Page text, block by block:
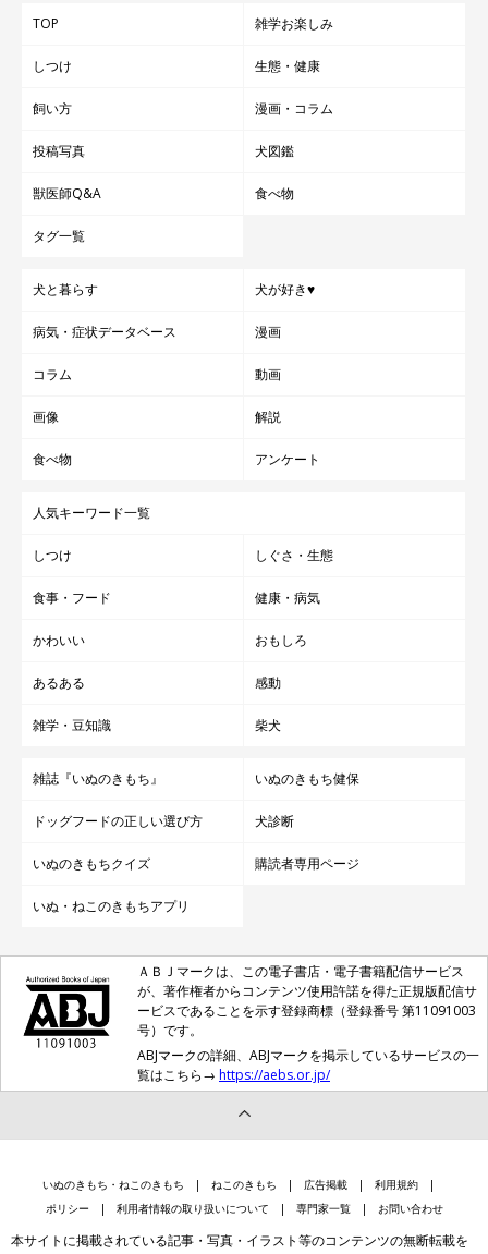
TOP 雑学お楽しみ
しつけ 生態・健康
飼い方 漫画・コラム
投稿写真 犬図鑑
獣医師Q&A 食べ物
タグ一覧
犬と暮らす 犬が好き♥
病気・症状データベース 漫画
コラム 動画
画像 解説
食べ物 アンケート
人気キーワード一覧
しつけ しぐさ・生態
食事・フード 健康・病気
かわいい おもしろ
あるある 感動
雑学・豆知識 柴犬
雑誌『いぬのきもち』 いぬのきもち健保
ドッグフードの正しい選び方 犬診断
いぬのきもちクイズ 購読者専用ページ
いぬ・ねこのきもちアプリ
ＡＢＪマークは、この電子書店・電子書籍配信サービス
が、著作権者からコンテンツ使用許諾を得た正規版配信サ
ービスであることを示す登録商標（登録番号 第11091003
号）です。
ABJマークの詳細、ABJマークを掲示しているサービスの一
覧はこちら→ https://aebs.or.jp/
いぬのきもち・ねこのきもち ねこのきもち 広告掲載
利用規約
ポリシー
利用者情報の取り扱いについて 専門家一覧 お問い合わせ
本サイトに掲載されている記事・写真・イラスト等のコンテンツの無断転載を